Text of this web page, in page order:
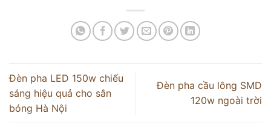
Đèn pha LED 150w chiếu
sáng hiệu quả cho sân
bóng Hà Nội
Đèn pha cầu lông SMD
120w ngoài trời